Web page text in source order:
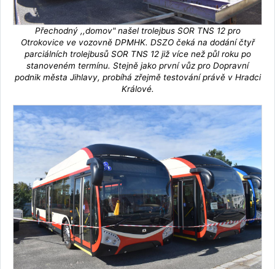
Přechodný ,,domov" našel trolejbus SOR TNS 12 pro
Otrokovice ve vozovně DPMHK. DSZO čeká na dodání čtyř
parciálních trolejbusů SOR TNS 12 již více než půl roku po
stanoveném termínu. Stejně jako první vůz pro Dopravní
podnik města Jihlavy, probíhá zřejmě testování právě v Hradci
Králové.